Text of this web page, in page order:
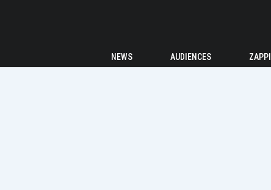
NEWS AUDIENCES